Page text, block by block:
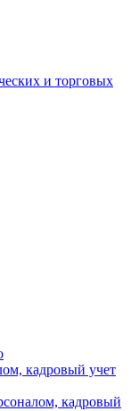
и торговых
кадровый учет
кадровый